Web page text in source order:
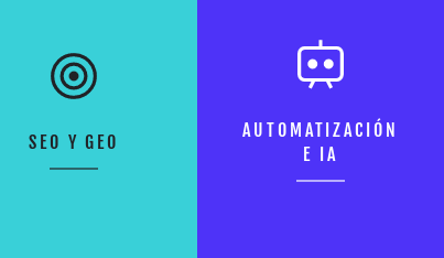
SEO Y GEO
AUTOMATIZACIÓN
E IA